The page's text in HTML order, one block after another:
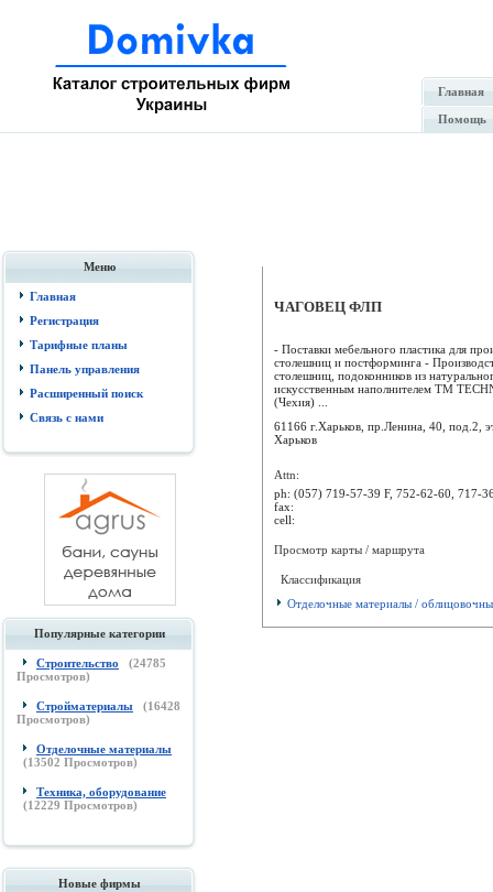
Главная
Помощь
Меню
Главная
Регистрация
Тарифные планы
Панель управления
Расширенный поиск
Связь с нами
Популярные категории
Строительство (24785
Просмотров)
Стройматериалы (16428
Просмотров)
Отделочные материалы
(13502 Просмотров)
Техника, оборудование
(12229 Просмотров)
Новые фирмы
ЧАГОВЕЦ ФЛП
- Поставки мебельного пластика для
столешниц и постформинга -
столешниц, подоконников из
искусственным наполнителем ТМ
(Чехия) ...
61166 г.Харьков, пр.Ленина, 40, под.2,
Харьков
Attn:
ph: (057) 719-57-39 F, 752-62-60, 717-
fax:
cell:
Просмотр карты / маршрута
Классификация
Отделочные материалы /